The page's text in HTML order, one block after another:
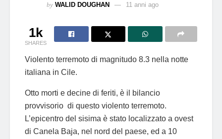
by WALID DOUGHAN 11 anni ago
1k
SHARES
Violento terremoto di magnitudo 8.3 nella notte
italiana in Cile.
Otto morti e decine di feriti, è il bilancio
provvisorio di questo violento terremoto.
L’epicentro del sisima è stato localizzato a ovest
di Canela Baja, nel nord del paese, ed a 10